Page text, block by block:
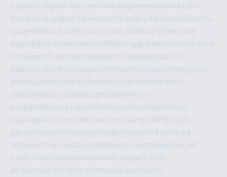
oysters-digital.ruo-remonte.org remontdoma.com
myremont.org portal-remonta.orgvyitikho.ru mirjon.ru
superdeutsch.ru mycrazystars.rufilosofyfree.com
mypetslife.orgwarren-buffett.orggreleon.comsp-or.ru
infoelectrik.ru materialexpert.rudetkiexpert.ru
doktorvilechit.ruvsesvoimirykami.ru instrumentgid.ru
manikjurinfo.ru hozjajkainfo.rustroimaterials.ru
doktoradvice.ruselskoehozjajstvo.ru
otopleniehouse.ru justinterior.ruchastnyjdom.ru
mojateplica.rupodelkimaster.ru landshaftblog.ru
garazhov.com monamy.netstroysnami.kz lcna.kz
stroyu.kz my-vesta.com timeszp.comavtoguru.net
zsmh.com.uaallcelebsplasticsurgery.com
all-tattoos-for-men.com poisk-auto.com